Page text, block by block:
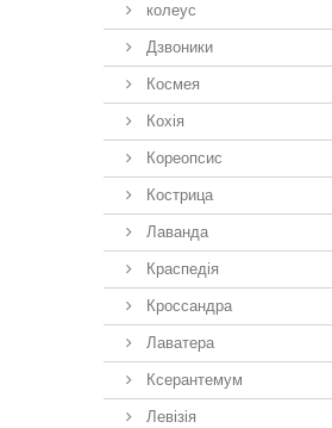
колеус
Дзвоники
Космея
Кохія
Кореопсис
Кострица
Лаванда
Краспедія
Кроссандра
Лаватера
Ксерантемум
Левізія